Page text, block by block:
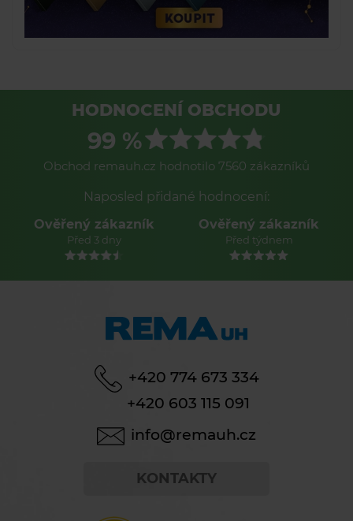
HODNOCENÍ OBCHODU
99 %
Obchod remauh.cz hodnotilo 7560 zákazníků
Naposled přidané hodnocení:
Ověřený zákazník
Před 3 dny
Ověřený zákazník
Před týdnem
+420 774 673 334
+420 603 115 091
info@remauh.cz
KONTAKTY